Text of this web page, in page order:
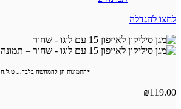
לחצו להגדלה
*התמונות הן להמחשה בלבד... ט.ל.ח
₪119.00